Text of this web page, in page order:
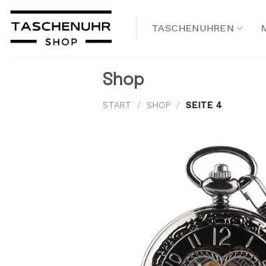
Skip
content
TASCHENUHREN
Shop
START / SHOP / SEITE 4